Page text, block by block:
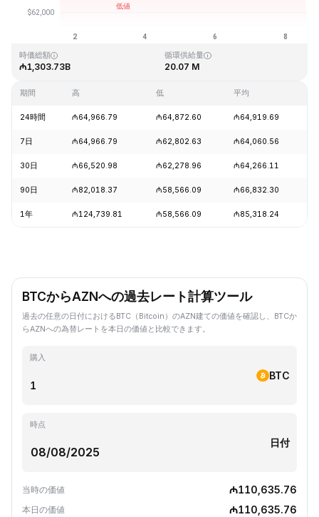
最終更新日時：2026-08-08、13:49 GMT+0
₼126,080.00
時価総額
₼1,303.73B
循環供給量
20.07 M
期間 高 低 平均
24時間 ₼64,966.79 ₼64,872.60 ₼64,919.69
7日 ₼64,966.79 ₼62,802.63 ₼64,060.56
30日 ₼66,520.98 ₼62,278.96 ₼64,266.11
90日 ₼82,018.37 ₼58,566.09 ₼66,832.30
1年 ₼124,739.81 ₼58,566.09 ₼85,318.24
BTCからAZNへの過去レート計算ツール
過去の任意の日付におけるBTC（Bitcoin）のAZN建ての価値を確認し、BTCか
らAZNへの為替レートを本日の価値と比較できます。
購入
BTC
時点
日付
当時の価値 ₼110,635.76
本日の価値 ₼110,635.76